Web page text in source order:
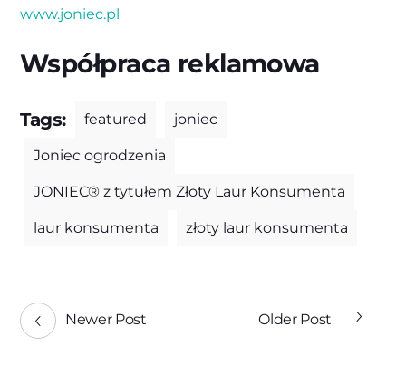
www.joniec.pl
Współpraca reklamowa
Tags: featured joniec
Joniec ogrodzenia
JONIEC® z tytułem Złoty Laur Konsumenta
laur konsumenta złoty laur konsumenta
Newer Post Older Post